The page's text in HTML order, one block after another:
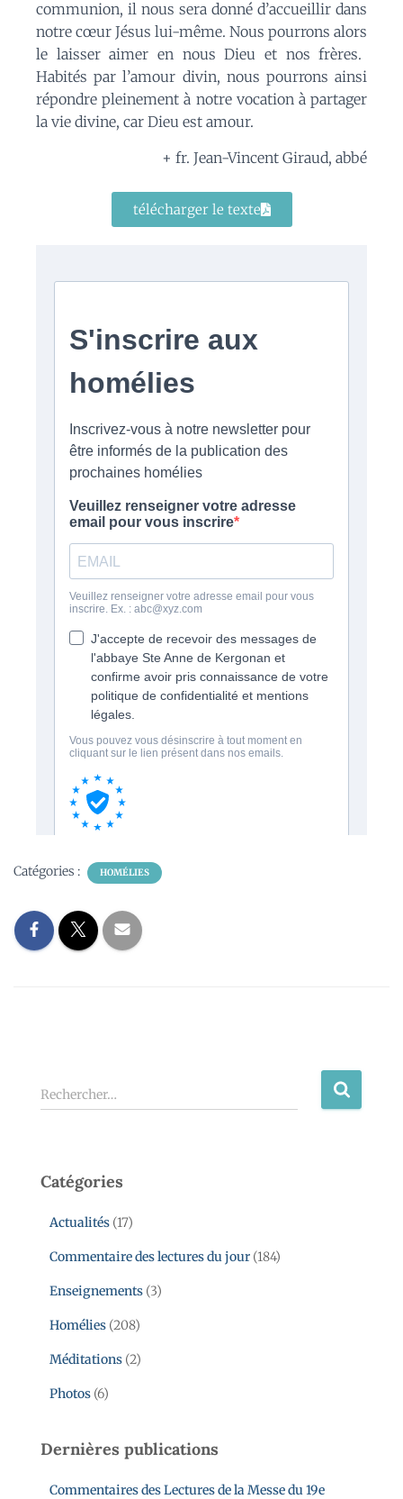
communion, il nous sera donné d’accueillir dans
notre cœur Jésus lui-même. Nous pourrons alors
le laisser aimer en nous Dieu et nos frères.
Habités par l’amour divin, nous pourrons ainsi
répondre pleinement à notre vocation à partager
la vie divine, car Dieu est amour.
+ fr. Jean-Vincent Giraud, abbé
télécharger le texte
Catégories : HOMÉLIES
Rechercher…
Catégories
Actualités (17)
Commentaire des lectures du jour (184)
Enseignements (3)
Homélies (208)
Méditations (2)
Photos (6)
Dernières publications
Commentaires des Lectures de la Messe du 19e